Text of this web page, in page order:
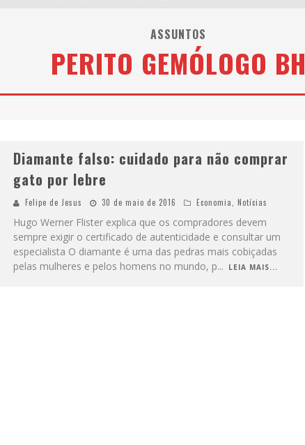
C
IDADE JUNINA ABRE AS PORTAS PARA TODA A FAMÍLIA COM A “CIDADEZINHA” NESTE SÁBADO
ASSUNTOS
PERITO GEMÓLOGO BH
Diamante falso: cuidado para não comprar
gato por lebre
Felipe de Jesus 30 de maio de 2016 Economia Notícias
Hugo Werner Flister explica que os compradores devem
sempre exigir o certificado de autenticidade e consultar um
especialista O diamante é uma das pedras mais cobiçadas
pelas mulheres e pelos homens no mundo, p... LEIA MAIS...